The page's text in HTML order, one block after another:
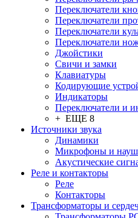
Переключатели
Переключатели
Переключатели
Переключатели
Джойстики
Свичи и замки
Клавиатуры
Кодирующие
Индикаторы
Переключатели и
+ ЕЩЕ 8
Источники звука
Динамики
Микрофоны и
Акустические
Реле и контакторы
Реле
Контакторы
Трансформаторы и